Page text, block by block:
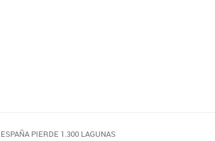
ESPAÑA PIERDE 1.300 LAGUNAS